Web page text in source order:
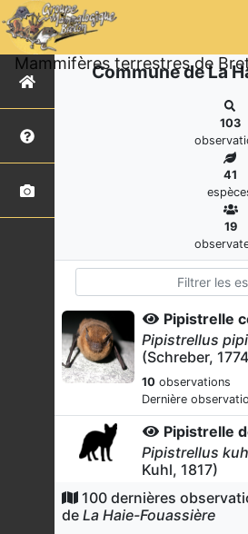
Mammifères terrestres de
Commune de La
103
41
19
Pipistrelle
Pipistrellus
(Schreber,
10 observations
Dernière
Pipistrelle
Pipistrellus
Kuhl, 1817)
10observations
Dernière
100 dernières
de La Haie-Fouassière